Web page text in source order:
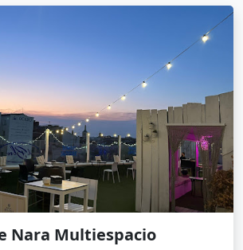
Nara Multiespacio